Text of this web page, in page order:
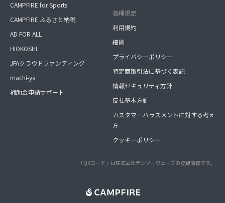
CAMPFIRE for Sports
CAMPFIRE ふるさと納税
AD FOR ALL
HIOKOSHI
JFAクラウドファンディング
machi-ya
補助金申請サポート
各種規定
利用規約
細則
プライバシーポリシー
特定商取引法に基づく表記
情報セキュリティ方針
反社基本方針
カスタマーハラスメントに対する考え
方
クッキーポリシー
「QRコード」は株式会社デンソーウェーブの登録商標です。